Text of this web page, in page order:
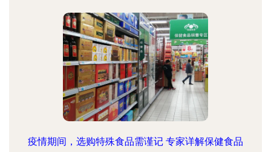
疫情期间，选购特殊食品需谨记 专家详解保健食品